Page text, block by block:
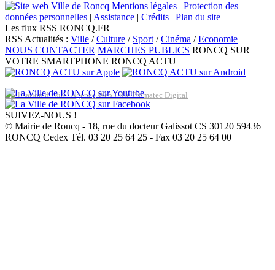
Mentions légales | Protection des
données personnelles | Assistance | Crédits | Plan du site
Les flux RSS RONCQ.FR
RSS Actualités : Ville /Culture / Sport /Cinéma /Economie
NOUS CONTACTER MARCHES PUBLICS RONCQ SUR
VOTRE SMARTPHONE RONCQ ACTU
Réalisation du site: Agence Web Lille Promatec Digital
SUIVEZ-NOUS !
© Mairie de Roncq - 18, rue du docteur Galissot CS 30120 59436
RONCQ Cedex Tél. 03 20 25 64 25 - Fax 03 20 25 64 00